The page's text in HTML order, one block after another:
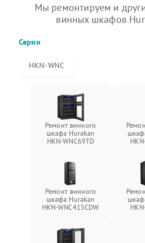
Мы ремонтируем и
винных шкафов
Серии
HKN-WNC
Ремонт винного
шкафа Hurakan
HKN-WNC69TD
Ремонт винного
шкафа Hurakan
HKN-WNC415CDW